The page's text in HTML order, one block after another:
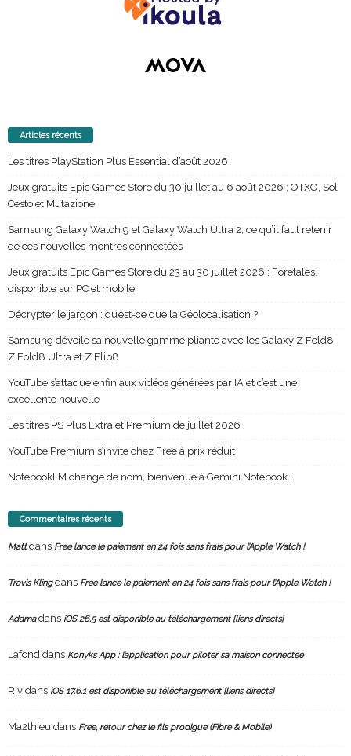
Articles récents
Les titres PlayStation Plus Essential d’août 2026
Jeux gratuits Epic Games Store du 30 juillet au 6 août 2026 : OTXO, Sol
Cesto et Mutazione
Samsung Galaxy Watch 9 et Galaxy Watch Ultra 2, ce qu’il faut retenir
de ces nouvelles montres connectées
Jeux gratuits Epic Games Store du 23 au 30 juillet 2026 : Foretales,
disponible sur PC et mobile
Décrypter le jargon : qu’est-ce que la Géolocalisation ?
Samsung dévoile sa nouvelle gamme pliante avec les Galaxy Z Fold8,
Z Fold8 Ultra et Z Flip8
YouTube s’attaque enfin aux vidéos générées par IA et c’est une
excellente nouvelle
Les titres PS Plus Extra et Premium de juillet 2026
YouTube Premium s’invite chez Free à prix réduit
NotebookLM change de nom, bienvenue à Gemini Notebook !
Commentaires récents
Mattdans Free lance le paiement en 24 fois sans frais pour l’Apple Watch !
Travis Klingdans Free lance le paiement en 24 fois sans frais pour l’Apple Watch !
Adamadans iOS 26.5 est disponible au téléchargement [liens directs]
Lafond dans Konyks App : l’application pour piloter sa maison connectée
Riv dans iOS 17.6.1 est disponible au téléchargement [liens directs]
Ma2thieu dans Free, retour chez le fils prodigue (Fibre & Mobile)